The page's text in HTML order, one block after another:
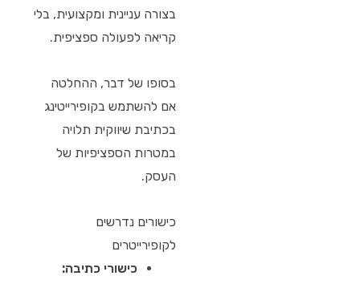
בצורה עניינית ומקצועית, בלי
קריאה לפעולה ספציפית.
בסופו של דבר, ההחלטה
אם להשתמש בקופירייטינג
בכתיבת שיווקית תלויה
במטרות הספציפיות של
העסק.
כישורים נדרשים
לקופירייטרים
כישורי כתיבה: